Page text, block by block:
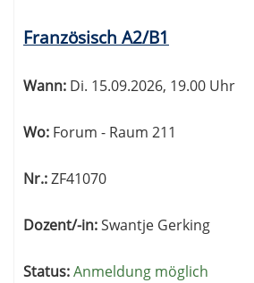
Französisch A2/B1
Wann: Di. 15.09.2026, 19.00 Uhr
Wo: Forum - Raum 211
Nr.:ZF41070
Dozent/-in:Swantje Gerking
Status:Anmeldung möglich